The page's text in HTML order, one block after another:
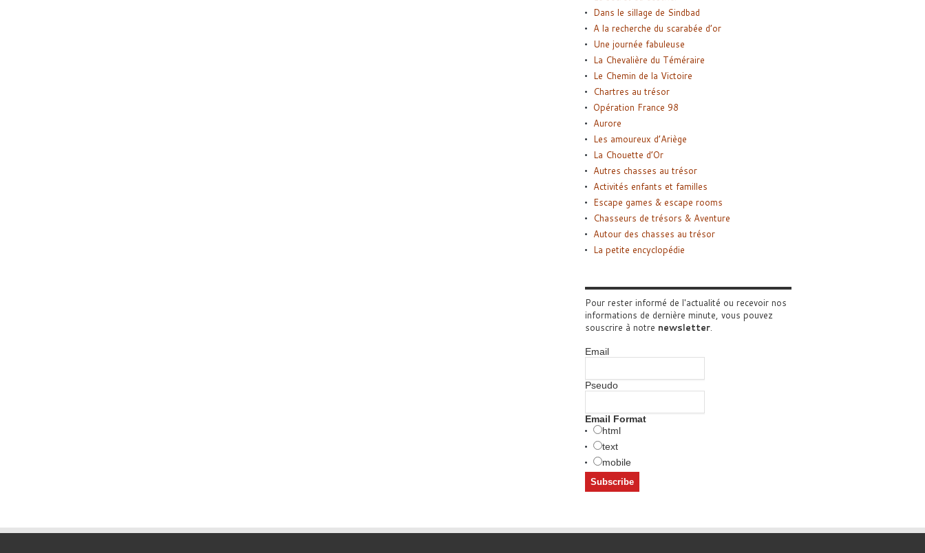
Dans le sillage de Sindbad
A la recherche du scarabée d’or
Une journée fabuleuse
La Chevalière du Téméraire
Le Chemin de la Victoire
Chartres au trésor
Opération France 98
Aurore
Les amoureux d’Ariège
La Chouette d’Or
Autres chasses au trésor
Activités enfants et familles
Escape games & escape rooms
Chasseurs de trésors & Aventure
Autour des chasses au trésor
La petite encyclopédie
Pour rester informé de l'actualité ou recevoir nos
informations de dernière minute, vous pouvez
souscrire à notre newsletter.
Email
Pseudo
Email Format
html
text
mobile